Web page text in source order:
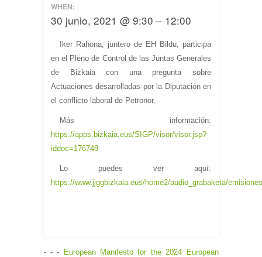
WHEN:
30 junio, 2021 @ 9:30 – 12:00
Iker Rahona, juntero de EH Bildu, participa
en el Pleno de Control de las Juntas Generales
de Bizkaia con una pregunta sobre
Actuaciones desarrolladas por la Diputación en
el conflicto laboral de Petronor.
Más información:
https://apps.bizkaia.eus/SIGP/visor/visor.jsp?
iddoc=176748
Lo puedes ver aquí:
https://www.jjggbizkaia.eus/home2/audio_grabaketa/
- - - European Manifesto for the 2024 European